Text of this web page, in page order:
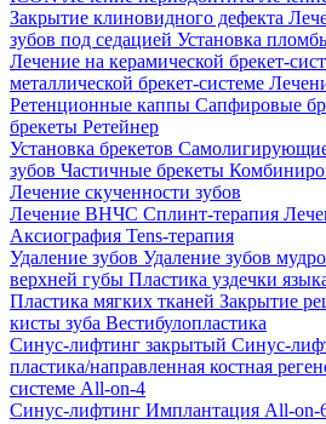
Закрытие клиновидного дефекта
зубов под седацией Установка
Лечение на керамической брекет-
металлической брекет-системе
Ретенционные каппы Сапфировые
брекеты Ретейнер
Установка брекетов
зубов Частичные брекеты
Лечение скученности зубов
Лечение ВНЧС Сплинт-терапия
Аксиография Tens-терапия
Удаление зубов Удаление зубов
верхней губы Пластика уздечки
Пластика мягких тканей Закрытие
кисты зуба Вестибулопластика
Синус-лифтинг закрытый Синус-
пластика/направленная костная
системе All-on-4
Синус-лифтинг Имплантация All-on-